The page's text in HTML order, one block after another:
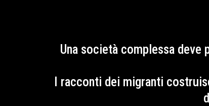
Una società complessa
I racconti dei migranti